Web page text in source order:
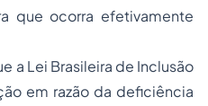
que ocorra efetivamente
a Lei Brasileira de Inclusão
em razão da deficiência